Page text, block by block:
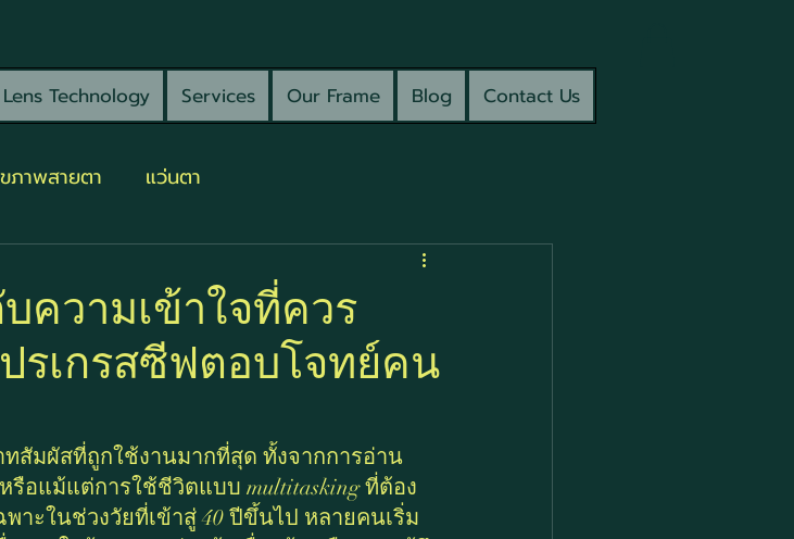
Lens Technology Services Our Frame Blog Contact Us
ภาพสายตา แว่นตา
ความเข้าใจที่ควร
รเกรสซีฟตอบโจทย์คน
สัมผัสที่ถูกใช้งานมากที่สุด ทั้งจากการอ่าน
อแม้แต่การใช้ชีวิตแบบ multitasking ที่ต้อง
าะในช่วงวัยที่เข้าสู่ 40 ปีขึ้นไป หลายคนเริ่ม